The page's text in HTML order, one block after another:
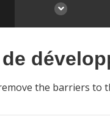
the barriers to